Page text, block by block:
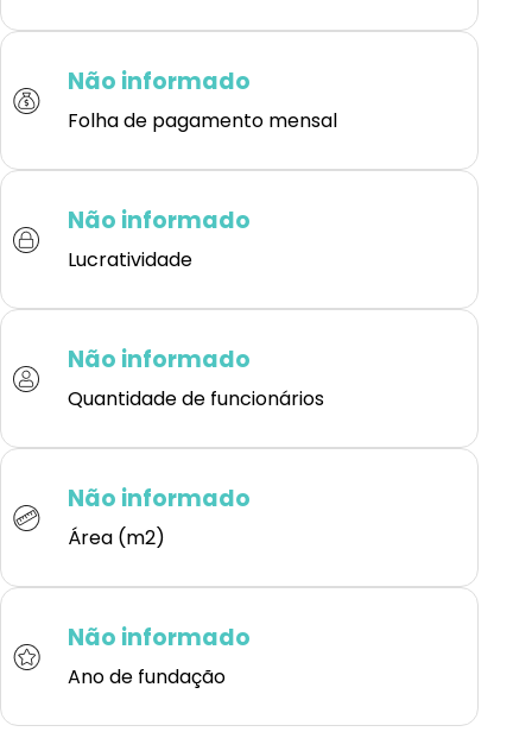
Não informado
Folha de pagamento mensal
Não informado
Lucratividade
Não informado
Quantidade de funcionários
Não informado
Área (m2)
Não informado
Ano de fundação